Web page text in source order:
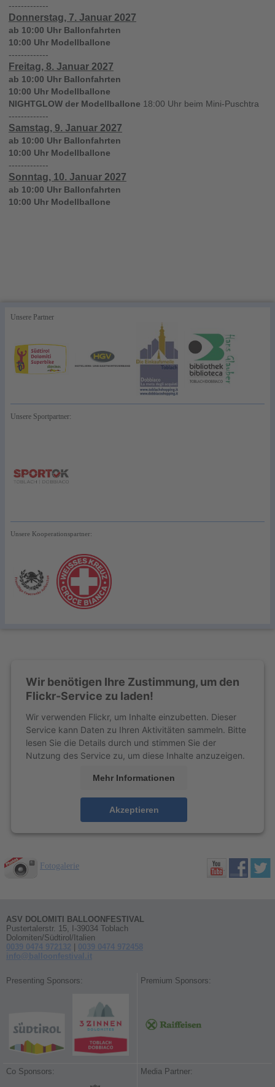
-------------
Donnerstag, 7. Januar 2027
ab 10:00 Uhr Ballonfahrten
10:00 Uhr Modellballone
-------------
Freitag, 8. Januar 2027
ab 10:00 Uhr Ballonfahrten
10:00 Uhr Modellballone
NIGHTGLOW der Modellballone 18:00 Uhr beim Mini-Puschtra
-------------
Samstag, 9. Januar 2027
ab 10:00 Uhr Ballonfahrten
10:00 Uhr Modellballone
-------------
Sonntag, 10. Januar 2027
ab 10:00 Uhr Ballonfahrten
10:00 Uhr Modellballone
Unsere Partner
Unsere Sportpartner:
Unsere Kooperationspartner:
Wir benötigen Ihre Zustimmung, um den
Flickr-Service zu laden!
Wir verwenden Flickr, um Inhalte einzubetten. Dieser
Service kann Daten zu Ihren Aktivitäten sammeln. Bitte
lesen Sie die Details durch und stimmen Sie der
Nutzung des Service zu, um diese Inhalte anzuzeigen.
Mehr Informationen
Akzeptieren
Fotogalerie
ASV DOLOMITI BALLOONFESTIVAL
Pustertalerstr. 15, I-39034 Toblach
Dolomiten/Südtirol/Italien
0039 0474 972132 | 0039 0474 972458
info@balloonfestival.it
Presenting Sponsors: Premium Sponsors:
Co Sponsors: Media Partner: